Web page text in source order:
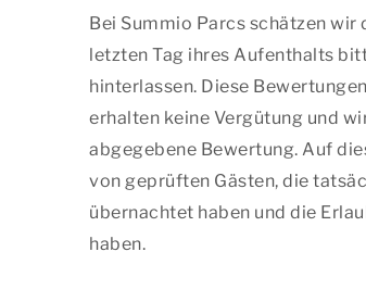
Bei Summio Parcs schätzen wir
letzten Tag ihres Aufenthalts
hinterlassen. Diese
erhalten keine Vergütung und
abgegebene Bewertung. Auf
von geprüften Gästen, die
übernachtet haben und die
haben.